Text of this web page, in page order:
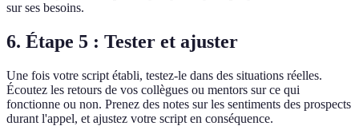
sur ses besoins.
6. Étape 5 : Tester et ajuster
Une fois votre script établi, testez-le dans des situations réelles.
Écoutez les retours de vos collègues ou mentors sur ce qui
fonctionne ou non. Prenez des notes sur les sentiments des prospects
durant l'appel, et ajustez votre script en conséquence.